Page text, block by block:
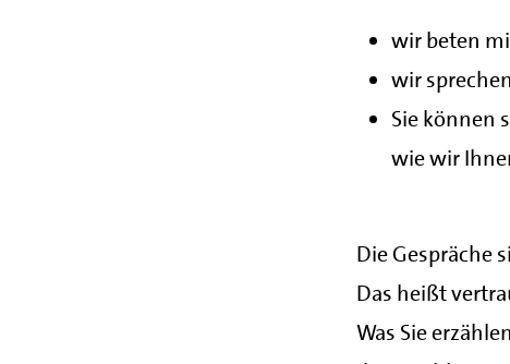
wir beten
wir
Sie können
wie wir
Die Gespräche
Das heißt
Was Sie